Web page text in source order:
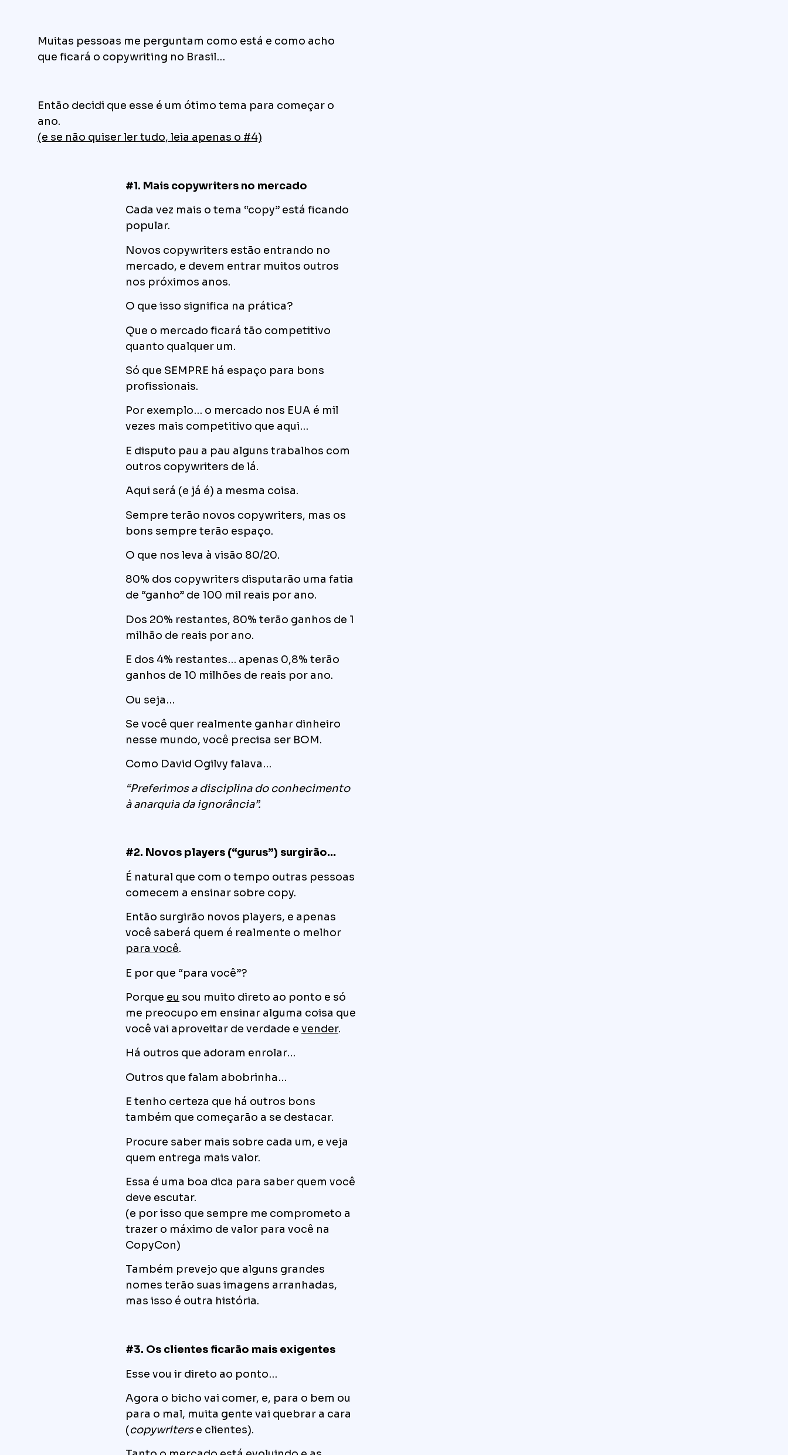
Muitas pessoas me perguntam como está e como acho
que ficará o copywriting no Brasil…
Então decidi que esse é um ótimo tema para começar o
ano.
(e se não quiser ler tudo, leia apenas o #4)
#1. Mais copywriters no mercado
Cada vez mais o tema “copy” está ficando
popular.
Novos copywriters estão entrando no
mercado, e devem entrar muitos outros
nos próximos anos.
O que isso significa na prática?
Que o mercado ficará tão competitivo
quanto qualquer um.
Só que SEMPRE há espaço para bons
profissionais.
Por exemplo… o mercado nos EUA é mil
vezes mais competitivo que aqui…
E disputo pau a pau alguns trabalhos com
outros copywriters de lá.
Aqui será (e já é) a mesma coisa.
Sempre terão novos copywriters, mas os
bons sempre terão espaço.
O que nos leva à visão 80/20.
80% dos copywriters disputarão uma fatia
de “ganho” de 100 mil reais por ano.
Dos 20% restantes, 80% terão ganhos de 1
milhão de reais por ano.
E dos 4% restantes… apenas 0,8% terão
ganhos de 10 milhões de reais por ano.
Ou seja…
Se você quer realmente ganhar dinheiro
nesse mundo, você precisa ser BOM.
Como David Ogilvy falava…
“Preferimos a disciplina do conhecimento
à anarquia da ignorância”.
#2. Novos players (“gurus”) surgirão…
É natural que com o tempo outras pessoas
comecem a ensinar sobre copy.
Então surgirão novos players, e apenas
você saberá quem é realmente o melhor
para você.
E por que “para você”?
Porque eu sou muito direto ao ponto e só
me preocupo em ensinar alguma coisa que
você vai aproveitar de verdade e vender.
Há outros que adoram enrolar…
Outros que falam abobrinha…
E tenho certeza que há outros bons
também que começarão a se destacar.
Procure saber mais sobre cada um, e veja
quem entrega mais valor.
Essa é uma boa dica para saber quem você
deve escutar.
(e por isso que sempre me comprometo a
trazer o máximo de valor para você na
CopyCon)
Também prevejo que alguns grandes
nomes terão suas imagens arranhadas,
mas isso é outra história.
#3. Os clientes ficarão mais exigentes
Esse vou ir direto ao ponto…
Agora o bicho vai comer, e, para o bem ou
para o mal, muita gente vai quebrar a cara
(copywriterse clientes).